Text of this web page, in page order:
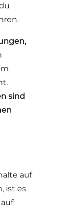
sind
auf
ist es